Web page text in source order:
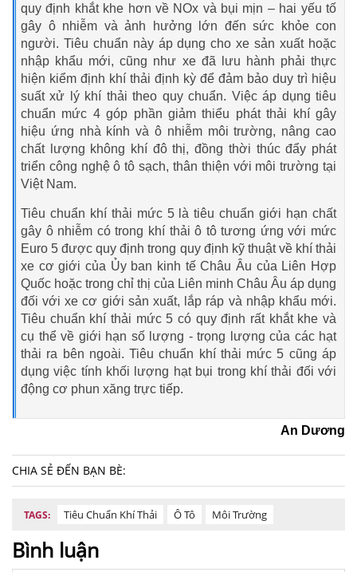
quy định khắt khe hơn về NOx và bụi mịn – hai yếu tố
gây ô nhiễm và ảnh hưởng lớn đến sức khỏe con
người. Tiêu chuẩn này áp dụng cho xe sản xuất hoặc
nhập khẩu mới, cũng như xe đã lưu hành phải thực
hiện kiểm định khí thải định kỳ để đảm bảo duy trì hiệu
suất xử lý khí thải theo quy chuẩn. Việc áp dụng tiêu
chuẩn mức 4 góp phần giảm thiểu phát thải khí gây
hiệu ứng nhà kính và ô nhiễm môi trường, nâng cao
chất lượng không khí đô thị, đồng thời thúc đẩy phát
triển công nghệ ô tô sạch, thân thiện với môi trường tại
Việt Nam.
Tiêu chuẩn khí thải mức 5 là tiêu chuẩn giới hạn chất
gây ô nhiễm có trong khí thải ô tô tương ứng với mức
Euro 5 được quy định trong quy định kỹ thuật về khí thải
xe cơ giới của Ủy ban kinh tế Châu Âu của Liên Hợp
Quốc hoặc trong chỉ thị của Liên minh Châu Âu áp dụng
đối với xe cơ giới sản xuất, lắp ráp và nhập khẩu mới.
Tiêu chuẩn khí thải mức 5 có quy định rất khắt khe và
cụ thể về giới hạn số lượng - trọng lượng của các hạt
thải ra bên ngoài. Tiêu chuẩn khí thải mức 5 cũng áp
dụng việc tính khối lượng hạt bụi trong khí thải đối với
động cơ phun xăng trực tiếp.
An Dương
CHIA SẺ ĐẾN BẠN BÈ:
TAGS: Tiêu Chuẩn Khí Thải Ô Tô Môi Trường
Bình luận